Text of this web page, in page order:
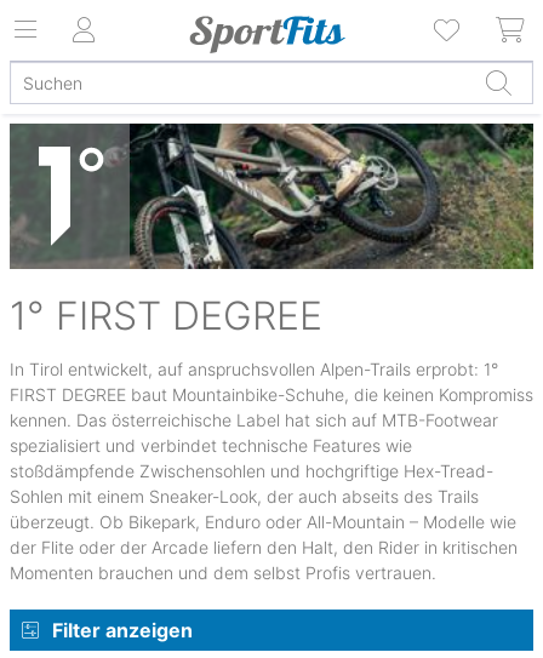
1° FIRST DEGREE
In Tirol entwickelt, auf anspruchsvollen Alpen-Trails erprobt: 1°
FIRST DEGREE baut Mountainbike-Schuhe, die keinen Kompromiss
kennen. Das österreichische Label hat sich auf MTB-Footwear
spezialisiert und verbindet technische Features wie
stoßdämpfende Zwischensohlen und hochgriftige Hex-Tread-
Sohlen mit einem Sneaker-Look, der auch abseits des Trails
überzeugt. Ob Bikepark, Enduro oder All-Mountain – Modelle wie
der Flite oder der Arcade liefern den Halt, den Rider in kritischen
Momenten brauchen und dem selbst Profis vertrauen.
Filter anzeigen